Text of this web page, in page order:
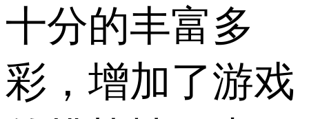
十分的丰富多
彩，增加了游戏